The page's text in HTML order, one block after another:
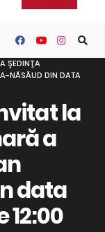
ŞEDINŢA
NĂSĂUD DIN DATA
la
a
data
12:00